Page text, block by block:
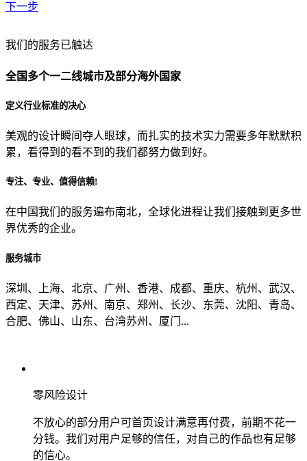
下一步
贵公司预算范围是？
贵公司的团队规模是？
目前主要的营销渠道是？
我们的服务已触达
全国多个一二线城市及部分海外国家
定义行业标准的决心
美观的设计瞬间夺人眼球，而扎实的技术实力需要多年默默积
累，看得到的看不到的我们都努力做到好。
专注、专业、值得信赖!
在中国我们的服务遍布南北，全球化进程让我们接触到更多世
界优秀的企业。
服务城市
深圳、上海、北京、广州、香港、成都、重庆、杭州、武汉、
西定、天津、苏州、南京、郑州、长沙、东莞、沈阳、青岛、
合肥、佛山、山东、台湾苏州、厦门...
零风险设计
不放心的部分用户可首页设计满意再付费，前期不花一
分钱。我们对用户足够的信任，对自己的作品也有足够
的信心。